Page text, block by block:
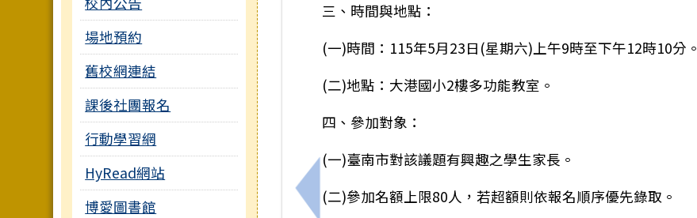
場地預約
舊校網連結
課後社團報名
行動學習網
HyRead網站
博愛圖書館
上一筆：轉知教育部重申強化校園安全防護機制注意事項
三、時間與地點：
(一)時間：115年5月23日(星期六)上午9時至下午12時10分。
(二)地點：大港國小2樓多功能教室。
四、參加對象：
(一)臺南市對該議題有興趣之學生家長。
(二)參加名額上限80人，若超額則依報名順序優先錄取。